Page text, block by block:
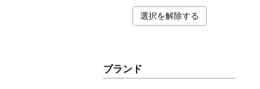
選択を解除する
ブランド